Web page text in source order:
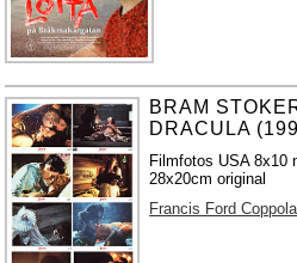
BRAM
DRACULA
Filmfotos USA 8x10
28x20cm original
Francis Ford Coppola